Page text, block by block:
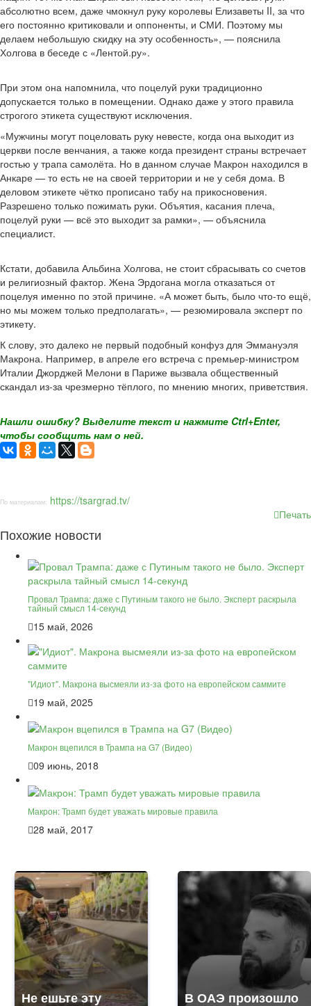
абсолютно всем, даже чмокнул руку королевы Елизаветы II, за что
его постоянно критиковали и оппоненты, и СМИ. Поэтому мы
делаем небольшую скидку на эту особенность», — пояснила
Холгова в беседе с «Лентой.ру».
При этом она напомнила, что поцелуй руки традиционно
допускается только в помещении. Однако даже у этого правила
строгого этикета существуют исключения.
«Мужчины могут поцеловать руку невесте, когда она выходит из
церкви после венчания, а также когда президент страны встречает
гостью у трапа самолёта. Но в данном случае Макрон находился в
Анкаре — то есть не на своей территории и не у себя дома. В
деловом этикете чётко прописано табу на прикосновения.
Разрешено только пожимать руки. Объятия, касания плеча,
поцелуй руки — всё это выходит за рамки», — объяснила
специалист.
Кстати, добавила Альбина Холгова, не стоит сбрасывать со счетов
и религиозный фактор. Жена Эрдогана могла отказаться от
поцелуя именно по этой причине. «А может быть, было что-то ещё,
но мы можем только предполагать», — резюмировала эксперт по
этикету.
К слову, это далеко не первый подобный конфуз для Эммануэля
Макрона. Например, в апреле его встреча с премьер-министром
Италии Джорджей Мелони в Париже вызвала общественный
скандал из-за чрезмерно тёплого, по мнению многих, приветствия.
Нашли ошибку? Выделите текст и нажмите Ctrl+Enter,
чтобы сообщить нам о ней.
По материалам: https://tsargrad.tv/
Печать
Похожие новости
Провал Трампа: даже с Путиным такого не было. Эксперт раскрыла
тайный смысл 14-секунд
15 май, 2026
"Идиот". Макрона высмеяли из-за фото на европейском саммите
19 май, 2025
Макрон вцепился в Трампа на G7 (Видео)
09 июнь, 2018
Макрон: Трамп будет уважать мировые правила
28 май, 2017
Не ешьте эту
В ОАЭ произошло